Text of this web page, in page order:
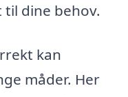
dine behov.
kan
måder. Her